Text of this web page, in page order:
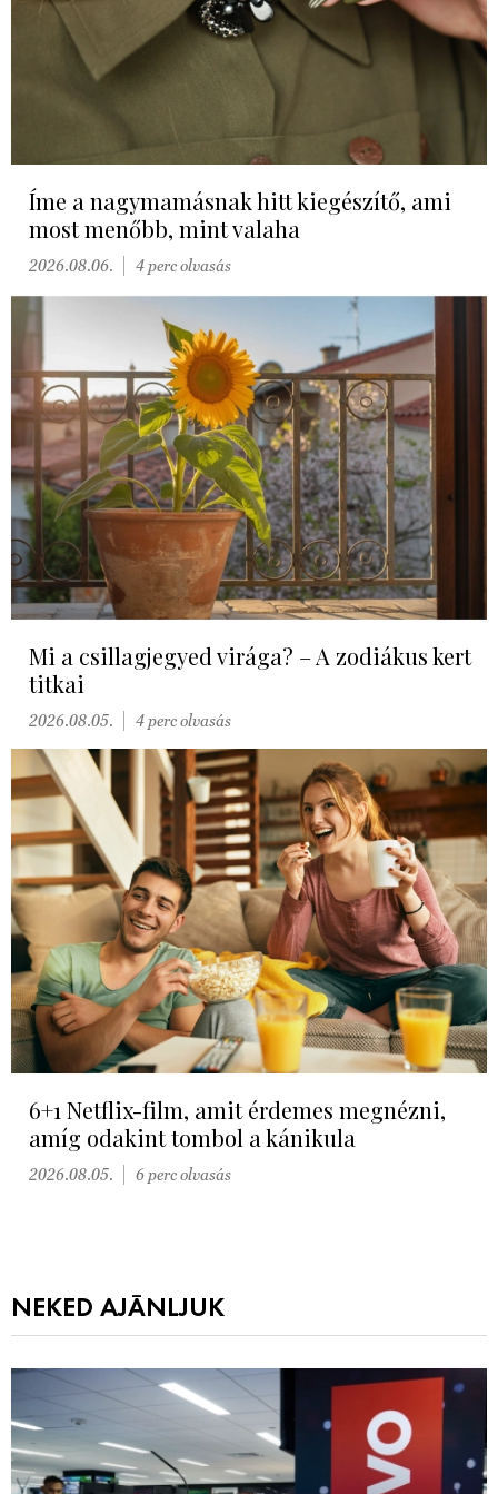
Íme a nagymamásnak hitt kiegészítő, ami
most menőbb, mint valaha
2026.08.06. 4 perc olvasás
Mi a csillagjegyed virága? – A zodiákus kert
titkai
2026.08.05. 4 perc olvasás
6+1 Netflix-film, amit érdemes megnézni,
amíg odakint tombol a kánikula
2026.08.05. 6 perc olvasás
NEKED AJÁNLJUK